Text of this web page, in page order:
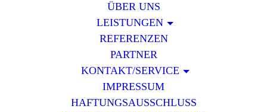
ÜBER UNS
LEISTUNGEN
REFERENZEN
PARTNER
KONTAKT/SERVICE
IMPRESSUM
HAFTUNGSAUSSCHLUSS